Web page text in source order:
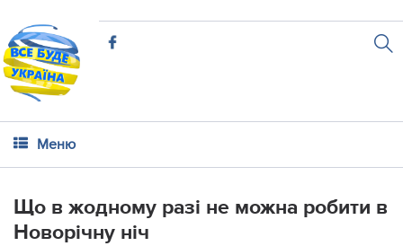
Меню
Що в жодному разі не можна робити в
Новорічну ніч